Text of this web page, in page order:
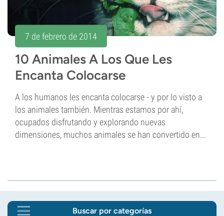
7 de febrero de 2014
10 Animales A Los Que Les
Encanta Colocarse
A los humanos les encanta colocarse - y por lo visto a
los animales también. Mientras estamos por ahí,
ocupados disfrutando y explorando nuevas
dimensiones, muchos animales se han convertido en...
Buscar por categorías